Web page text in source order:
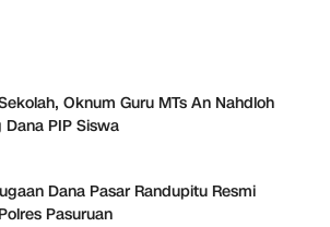
Oknum Guru MTs An Nahdloh
PIP Siswa
Dana Pasar Randupitu Resmi
Pasuruan